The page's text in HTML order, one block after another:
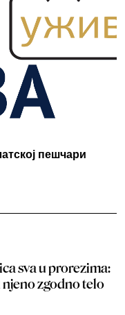
пешчари
sva u prorezima:
zgodno telo